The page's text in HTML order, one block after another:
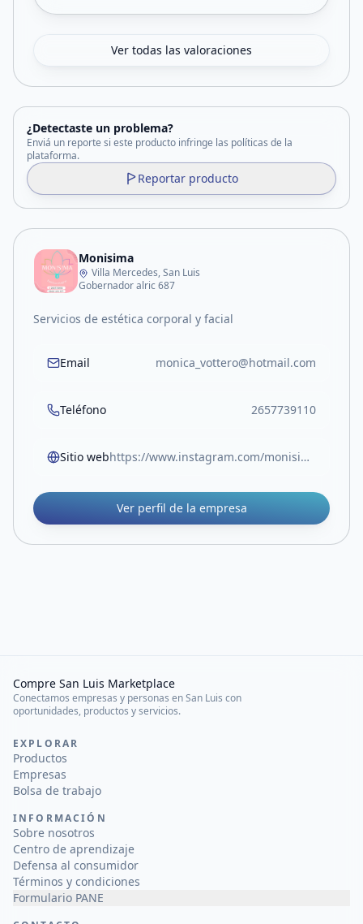
Ver todas las valoraciones
¿Detectaste un problema?
Enviá un reporte si este producto infringe las políticas de la
plataforma.
Reportar producto
Monisima
Villa Mercedes, San Luis
Gobernador alric 687
Servicios de estética corporal y facial
Email monica_vottero@hotmail.com
Teléfono 2657739110
Sitio web https://www.instagram.com/monisima_mv?igsh=MXFmYXoxdnBwbTFhZw==
Ver perfil de la empresa
Compre San Luis Marketplace
Conectamos empresas y personas en San Luis con
oportunidades, productos y servicios.
EXPLORAR
Productos
Empresas
Bolsa de trabajo
INFORMACIÓN
Sobre nosotros
Centro de aprendizaje
Defensa al consumidor
Términos y condiciones
Formulario PANE